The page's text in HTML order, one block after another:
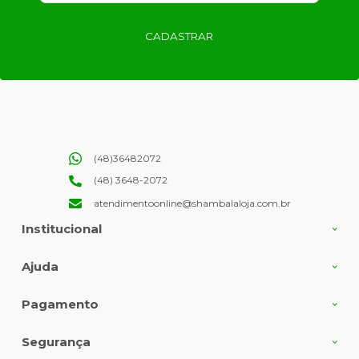
CADASTRAR
Institucional
Ajuda
(48)36482072
(48) 3648-2072
atendimentoonline@shambalaloja.com.br
Pagamento
Segurança